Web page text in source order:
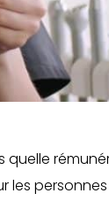
quelle
les